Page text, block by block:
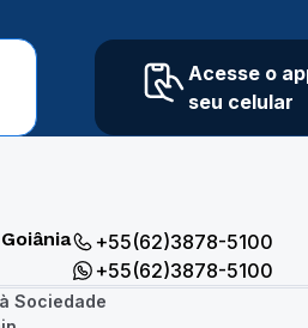
Acesse o
seu celular
Goiânia
+55(62)3878-5100
+55(62)3878-5100
Sociedade